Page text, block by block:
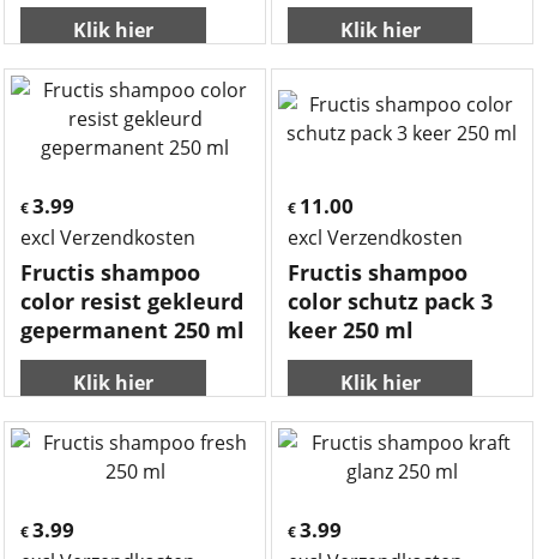
Klik hier Klik hier
€ 3.99
excl Verzendkosten
Fructis shampoo
color resist gekleurd
gepermanent 250 ml
Klik hier
€ 11.00
excl Verzendkosten
Fructis shampoo
color schutz pack 3
keer 250 ml
Klik hier
€ 3.99 €3.99